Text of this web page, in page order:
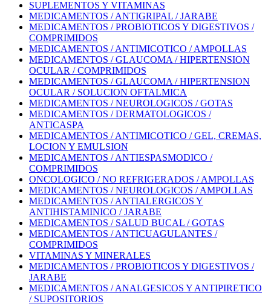
SUPLEMENTOS Y VITAMINAS
MEDICAMENTOS / ANTIGRIPAL / JARABE
MEDICAMENTOS / PROBIOTICOS Y DIGESTIVOS /
COMPRIMIDOS
MEDICAMENTOS / ANTIMICOTICO / AMPOLLAS
MEDICAMENTOS / GLAUCOMA / HIPERTENSION
OCULAR / COMPRIMIDOS
MEDICAMENTOS / GLAUCOMA / HIPERTENSION
OCULAR / SOLUCION OFTALMICA
MEDICAMENTOS / NEUROLOGICOS / GOTAS
MEDICAMENTOS / DERMATOLOGICOS /
ANTICASPA
MEDICAMENTOS / ANTIMICOTICO / GEL, CREMAS,
LOCION Y EMULSION
MEDICAMENTOS / ANTIESPASMODICO /
COMPRIMIDOS
ONCOLOGICO / NO REFRIGERADOS / AMPOLLAS
MEDICAMENTOS / NEUROLOGICOS / AMPOLLAS
MEDICAMENTOS / ANTIALERGICOS Y
ANTIHISTAMINICO / JARABE
MEDICAMENTOS / SALUD BUCAL / GOTAS
MEDICAMENTOS / ANTICUAGULANTES /
COMPRIMIDOS
VITAMINAS Y MINERALES
MEDICAMENTOS / PROBIOTICOS Y DIGESTIVOS /
JARABE
MEDICAMENTOS / ANALGESICOS Y ANTIPIRETICO
/ SUPOSITORIOS